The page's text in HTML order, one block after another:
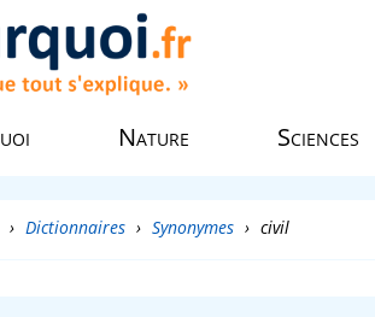
Nature Sciences
› Dictionnaires › Synonymes › civil